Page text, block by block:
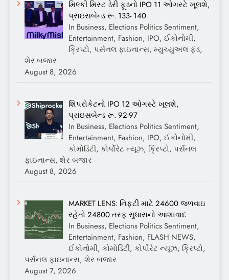
મિલ્કી મિસ્ટ ડેરી ફૂડનો IPO 11 ઓગસ્ટે ખૂલશે,
પ્રાઇસબેન્ડ રૂ. 133- 140
In Business, Elections Politics Sentiment,
Entertainment, Fashion, IPO, ઈકોનોમી,
ક્રિપ્ટો, પર્સનલ ફાઇનાન્સ, મ્યુચ્યુઅલ ફંડ,
શેર બજાર
August 8, 2026
શિપરોકેટનો IPO 12 ઓગસ્ટે ખૂલશે,
પ્રાઇસબેન્ડ રૂ. 92-97
In Business, Elections Politics Sentiment,
Entertainment, Fashion, IPO, ઈકોનોમી,
કોમોડિટી, કોર્પોરેટ ન્યૂઝ, ક્રિપ્ટો, પર્સનલ
ફાઇનાન્સ, શેર બજાર
August 8, 2026
MARKET LENS: નિફ્ટી માટે 24600 જળવાઇ
રહેતો 24800 તરફ સુધારાનો આશાવાદ
In Business, Elections Politics Sentiment,
Entertainment, Fashion, FLASH NEWS,
ઈકોનોમી, કોમોડિટી, કોર્પોરેટ ન્યૂઝ, ક્રિપ્ટો,
પર્સનલ ફાઇનાન્સ, શેર બજાર
August 7, 2026